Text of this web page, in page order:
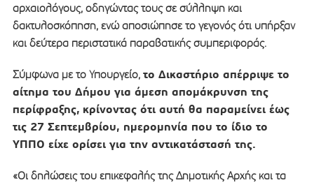
αρχαιολόγους, οδηγώντας τους σε σύλληψη και
δακτυλοσκόπηση, ενώ αποσιώπησε το γεγονός ότι υπήρξαν
και δεύτερα περιστατικά παραβατικής συμπεριφοράς.
Σύμφωνα με το Υπουργείο, το Δικαστήριο απέρριψε το
αίτημα του Δήμου για άμεση απομάκρυνση της
περίφραξης, κρίνοντας ότι αυτή θα παραμείνει έως
τις 27 Σεπτεμβρίου, ημερομηνία που το ίδιο το
ΥΠΠΟ είχε ορίσει για την αντικατάστασή της.
«Οι δηλώσεις του επικεφαλής της Δημοτικής Αρχής και τα